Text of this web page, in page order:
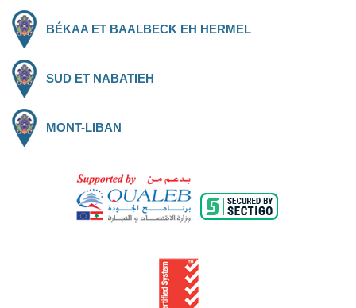
BÉKAA ET BAALBECK EH HERMEL
SUD ET NABATIEH
MONT-LIBAN